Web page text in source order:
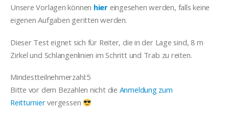
Unsere Vorlagen können hiereingesehen werden, falls keine
eigenen Aufgaben geritten werden.
Dieser Test eignet sich für Reiter, die in der Lage sind, 8 m
Zirkel und Schlangenlinien im Schritt und Trab ​zu reiten.
Mindestteilnehmerzahl:5
Bitte vor dem Bezahlen nicht die Anmeldung zum
Reitturniervergessen